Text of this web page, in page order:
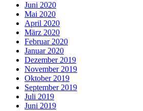
Juni 2020
Mai 2020
April 2020
März 2020
Februar 2020
Januar 2020
Dezember 2019
November 2019
Oktober 2019
September 2019
Juli 2019
Juni 2019